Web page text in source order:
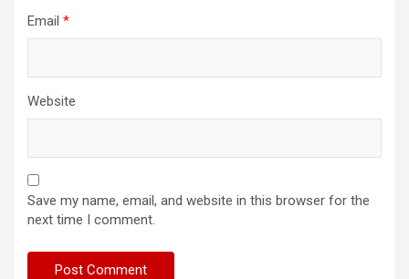
Email *
Website
Save my name, email, and website in this browser for the
next time I comment.